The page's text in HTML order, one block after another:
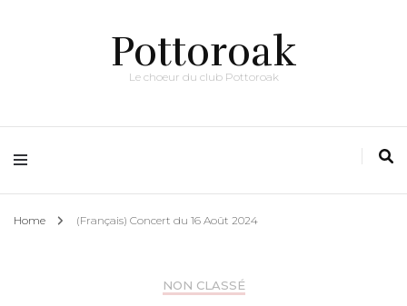
Pottoroak
Le choeur du club Pottoroak
Home (Français) Concert du 16 Août 2024
NON CLASSÉ